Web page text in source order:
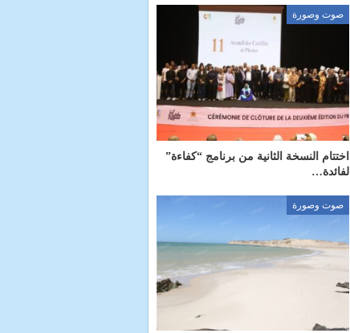
صوت وصورة
اختتام النسخة الثانية من برنامج “كفاءة”
لفائدة…
صوت وصورة